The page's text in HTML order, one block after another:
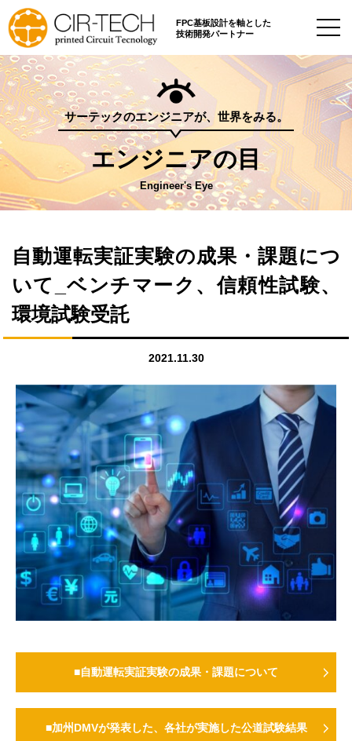
FPC基板設計を軸とした
技術開発パートナー
サーテックのエンジニアが、世界をみる。
エンジニアの目
Engineer's Eye
自動運転実証実験の成果・課題につ
いて_ベンチマーク、信頼性試験、
環境試験受託
2021.11.30
■自動運転実証実験の成果・課題について
■加州DMVが発表した、各社が実施した公道試験結果